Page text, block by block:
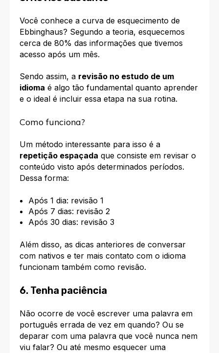
Você conhece a curva de esquecimento de
Ebbinghaus? Segundo a teoria, esquecemos
cerca de 80% das informações que tivemos
acesso após um mês.
Sendo assim, a revisão no estudo de um
idioma é algo tão fundamental quanto aprender
e o ideal é incluir essa etapa na sua rotina.
Como funciona?
Um método interessante para isso é a
repetição espaçada que consiste em revisar o
conteúdo visto após determinados períodos.
Dessa forma:
Após 1 dia: revisão 1
Após 7 dias: revisão 2
Após 30 dias: revisão 3
Além disso, as dicas anteriores de conversar
com nativos e ter mais contato com o idioma
funcionam também como revisão.
6. Tenha paciência
Não ocorre de você escrever uma palavra em
português errada de vez em quando? Ou se
deparar com uma palavra que você nunca nem
viu falar? Ou até mesmo esquecer uma